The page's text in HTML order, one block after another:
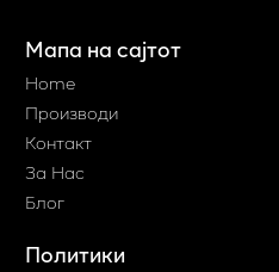
Мапа на сајтот
Home
Производи
Контакт
За Нас
Блог
Политики